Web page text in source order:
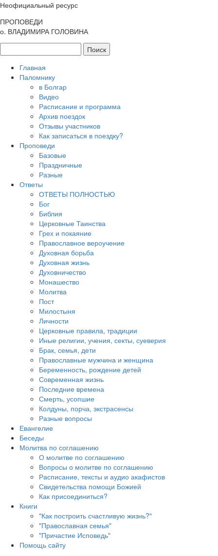
Неофициальный ресурс
ПРОПОВЕДИ
о. ВЛАДИМИРА ГОЛОВИНА
Главная
Паломнику
в Болгар
Видео
Расписание и программа
Архив поездок
Отзывы участников
Как записаться в поездку?
Проповеди
Базовые
Праздничные
Разные
Ответы
ОТВЕТЫ ПОЛНОСТЬЮ
Бог
Библия
Церковные Таинства
Грех и покаяние
Православное вероучение
Духовная борьба
Духовная жизнь
Духовничество
Монашество
Молитва
Пост
Милостыня
Личности
Церковные правила, традиции
Иные религии, учения, секты, суеверия
Брак, семья, дети
Православные мужчина и женщина
Беременность, рождение детей
Современная жизнь
Последние времена
Смерть, усопшие
Колдуны, порча, экстрасенсы
Разные вопросы
Евангелие
Беседы
Молитва по соглашению
О молитве по соглашению
Вопросы о молитве по соглашению
Расписание, тексты и аудио акафистов
Свидетельства помощи Божией
Как присоединиться?
Книги
"Как построить счастливую жизнь?"
"Православная семья"
"Причастие Исповедь"
Помощь сайту